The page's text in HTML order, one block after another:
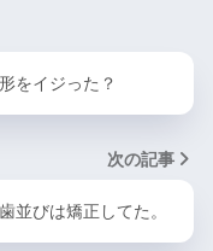
をイジった？
次の記事
並びは矯正してた。